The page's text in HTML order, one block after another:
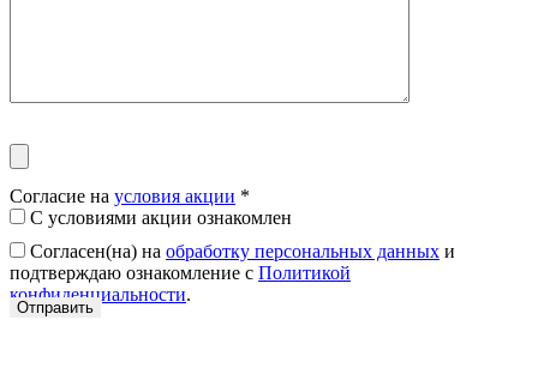
Согласие на условия акции *
С условиями акции ознакомлен
Согласен(на) на обработку персональных данных и
подтверждаю ознакомление с Политикой
конфиденциальности.